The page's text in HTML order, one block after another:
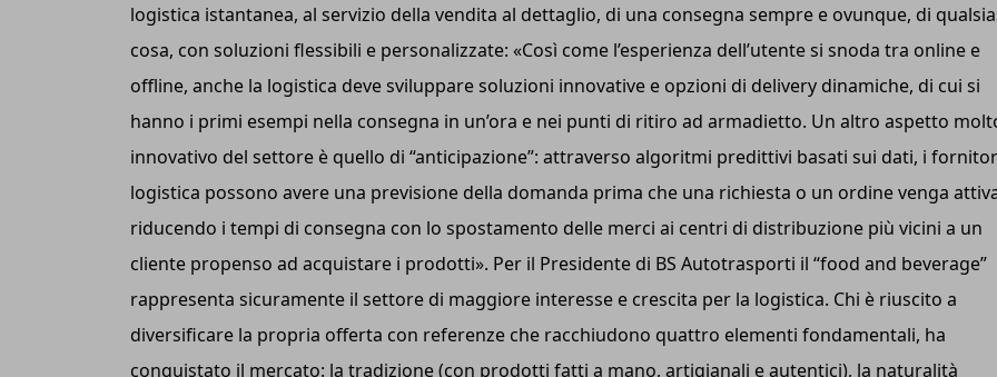
logistica istantanea, al servizio della vendita al dettaglio, di una consegna sempre e ovunque, di
cosa, con soluzioni flessibili e personalizzate: «Così come l’esperienza dell’utente si snoda tra online e
offline, anche la logistica deve sviluppare soluzioni innovative e opzioni di delivery dinamiche, di cui si
hanno i primi esempi nella consegna in un’ora e nei punti di ritiro ad armadietto. Un altro aspetto
innovativo del settore è quello di “anticipazione”: attraverso algoritmi predittivi basati sui dati, i
logistica possono avere una previsione della domanda prima che una richiesta o un ordine venga
riducendo i tempi di consegna con lo spostamento delle merci ai centri di distribuzione più vicini a un
cliente propenso ad acquistare i prodotti». Per il Presidente di BS Autotrasporti il “food and beverage”
rappresenta sicuramente il settore di maggiore interesse e crescita per la logistica. Chi è riuscito a
diversificare la propria offerta con referenze che racchiudono quattro elementi fondamentali, ha
conquistato il mercato: la tradizione (con prodotti fatti a mano, artigianali e autentici), la naturalità